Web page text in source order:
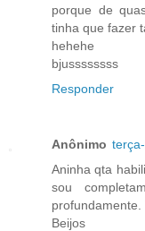
porque de
tinha que fazer
hehehe
bjussssssss
Responder
Anônimo
Aninha qta
sou
profundamente.
Beijos